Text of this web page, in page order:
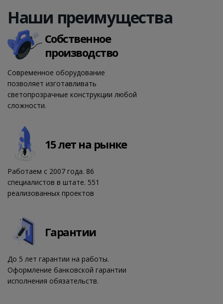
Наши преи­му­щест­ва
Собственное
производство
Современное оборудование
позволяет изготавливать
светопрозрачные конструкции любой
сложности.
15 лет на рынке
Работаем с 2007 года. 86
специалистов в штате. 551
реализованных проектов
Гарантии
До 5 лет гарантии на работы.
Оформление банковской гарантии
исполнения обязательств.